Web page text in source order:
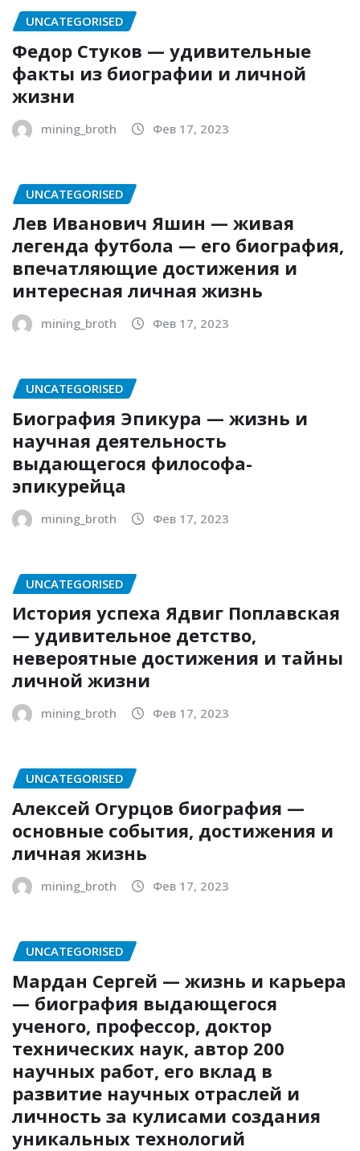
UNCATEGORISED
Федор Стуков — удивительные
факты из биографии и личной
жизни
mining_broth Фев 17, 2023
UNCATEGORISED
Лев Иванович Яшин — живая
легенда футбола — его биография,
впечатляющие достижения и
интересная личная жизнь
mining_broth Фев 17, 2023
UNCATEGORISED
Биография Эпикура — жизнь и
научная деятельность
выдающегося философа-
эпикурейца
mining_broth Фев 17, 2023
UNCATEGORISED
История успеха Ядвиг Поплавская
— удивительное детство,
невероятные достижения и тайны
личной жизни
mining_broth Фев 17, 2023
UNCATEGORISED
Алексей Огурцов биография —
основные события, достижения и
личная жизнь
mining_broth Фев 17, 2023
UNCATEGORISED
Мардан Сергей — жизнь и карьера
— биография выдающегося
ученого, профессор, доктор
технических наук, автор 200
научных работ, его вклад в
развитие научных отраслей и
личность за кулисами создания
уникальных технологий